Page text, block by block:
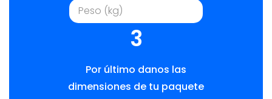
3
Por último danos las
dimensiones de tu paquete